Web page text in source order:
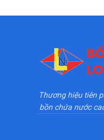
Thương hiệu tiên
bồn chứa nước